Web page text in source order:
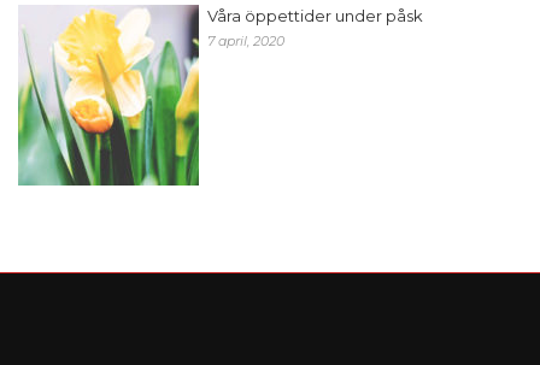
Våra öppettider under påsk
7 april, 2020